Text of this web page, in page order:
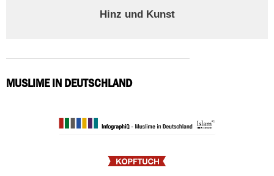
Hinz und Kunst
MUSLIME IN DEUTSCHLAND